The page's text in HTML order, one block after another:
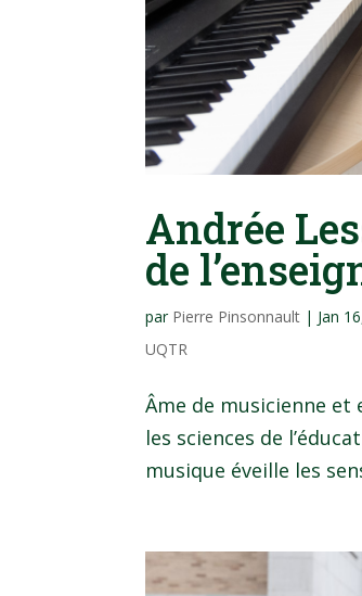
Andrée
de
par Pierre Pinsonnault | Jan
UQTR
Âme de musicienne et
les sciences de
musique éveille les